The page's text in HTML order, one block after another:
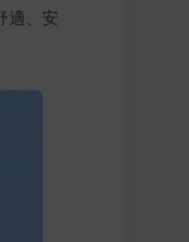
適、安